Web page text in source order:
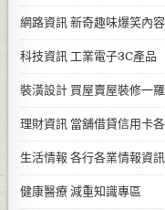
網路資訊 新奇趣味爆笑內容
科技資訊 工業電子3C產品
裝潢設計 買屋賣屋裝修一
理財資訊 當舖借貸信用卡
生活情報 各行各業情報資訊
健康醫療 減重知識專區